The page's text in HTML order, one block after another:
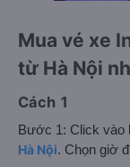
Mua vé xe
từ Hà Nội
Cách 1
Bước 1: Click vào
Hà Nội. Chọn giờ